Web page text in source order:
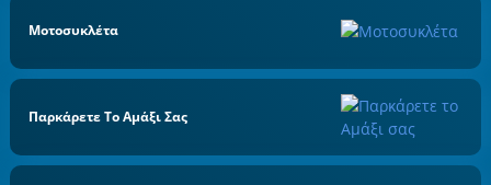
Μοτοσυκλέτα
Παρκάρετε Το Αμάξι Σας